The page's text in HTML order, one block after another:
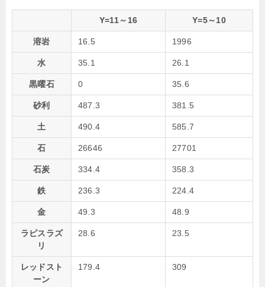
Y=11～16 Y=5～10
溶岩 16.5 1996
水 35.1 26.1
黒曜石 0 35.6
砂利 487.3 381.5
土 490.4 585.7
石 26646 27701
石炭 334.4 358.3
鉄 236.3 224.4
金 49.3 48.9
ラピスラズ
リ
28.6 23.5
レッドスト
ーン
179.4 309